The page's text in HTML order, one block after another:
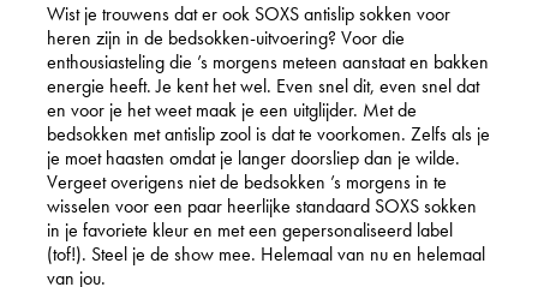
Wist je trouwens dat er ook SOXS antislip sokken voor
heren zijn in de bedsokken-uitvoering? Voor die
enthousiasteling die ’s morgens meteen aanstaat en bakken
energie heeft. Je kent het wel. Even snel dit, even snel dat
en voor je het weet maak je een uitglijder. Met de
bedsokken met antislip zool is dat te voorkomen. Zelfs als je
je moet haasten omdat je langer doorsliep dan je wilde.
Vergeet overigens niet de bedsokken ’s morgens in te
wisselen voor een paar heerlijke standaard SOXS sokken
in je favoriete kleur en met een gepersonaliseerd label
(tof!). Steel je de show mee. Helemaal van nu en helemaal
van jou.